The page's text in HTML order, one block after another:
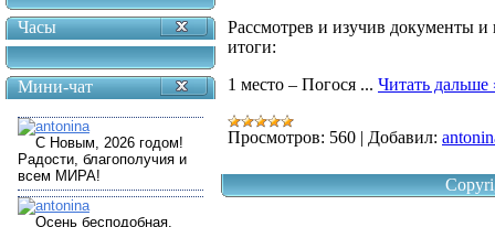
Часы
Мини-чат
Рассмотрев и изучив документы
итоги:
1 место – Погося ... Читать дальше
Просмотров: 560 | Добавил: